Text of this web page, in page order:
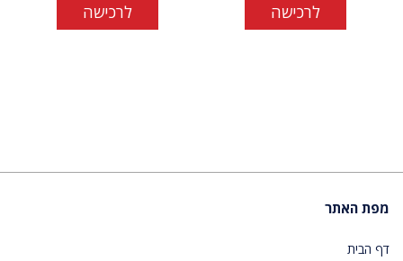
לרכישה לרכישה
מפת האתר
דף הבית